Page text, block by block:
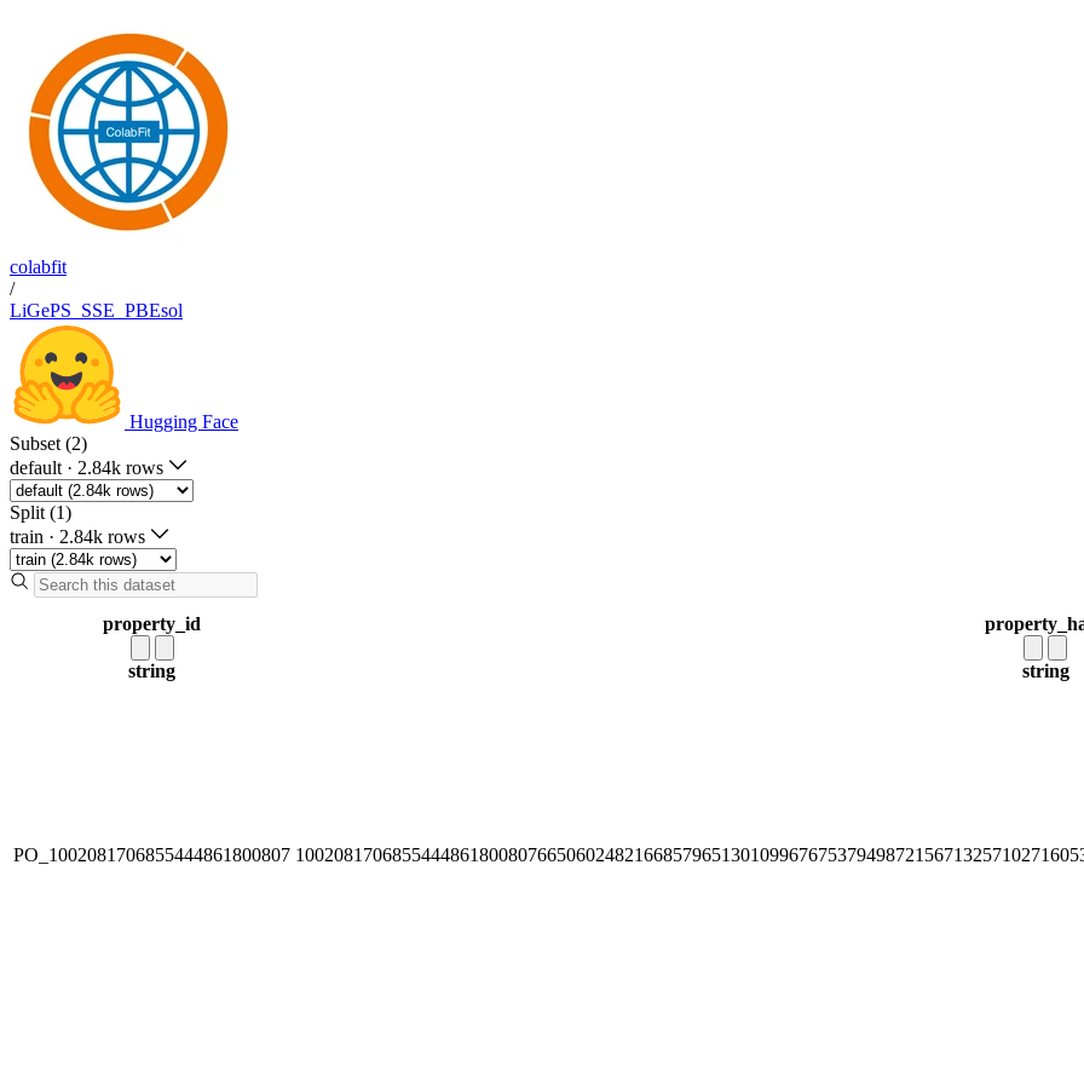
colabfit
/
LiGePS_SSE_PBEsol
Hugging Face
Subset (2)
default · 2.84k rows
Split (1)
train · 2.84k rows
property_id
string string
PO_1002081706855444861800807